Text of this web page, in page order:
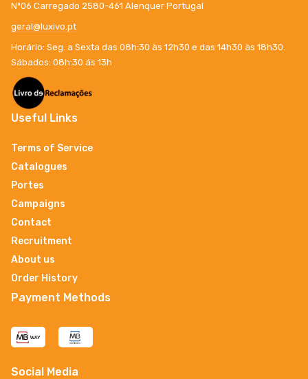
Nº06 Carregado 2580-461 Alenquer Portugal
geral@luxivo.pt
Horário: Seg. a Sexta das 08h:30 às 12h30 e das 14h30 às 18h30.
Sábados: 08h:30 ás 13h
Useful Links
Terms of Service
Catalogues
Portes
Campaigns
Contact
Recruitment
About us
Order History
Payment Methods
Social Media